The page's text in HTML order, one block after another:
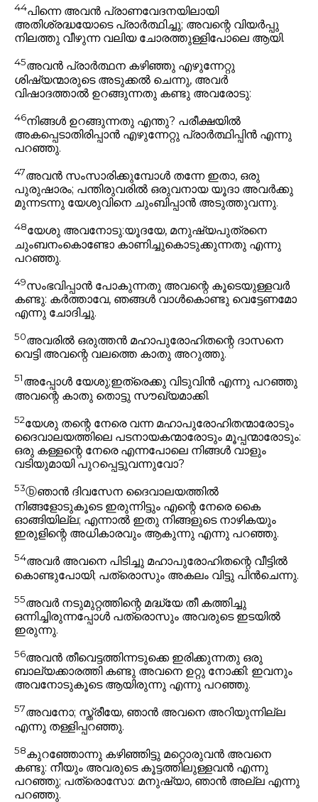
44പിന്നെ അവൻ പ്രാണവേദനയിലായി
അതിശ്രദ്ധയോടെ പ്രാർത്ഥിച്ചു; അവന്റെ വിയർപ്പു
നിലത്തു വീഴുന്ന വലിയ ചോരത്തുള്ളിപോലെ ആയി.
45അവൻ പ്രാർത്ഥന കഴിഞ്ഞു എഴുന്നേറ്റു
ശിഷ്യന്മാരുടെ അടുക്കൽ ചെന്നു, അവർ
വിഷാദത്താൽ ഉറങ്ങുന്നതു കണ്ടു അവരോടു:
46നിങ്ങൾ ഉറങ്ങുന്നതു എന്തു? പരീക്ഷയിൽ
അകപ്പെടാതിരിപ്പാൻ എഴുന്നേറ്റു പ്രാർത്ഥിപ്പിൻ എന്നു
പറഞ്ഞു.
47അവൻ സംസാരിക്കുമ്പോൾ തന്നേ ഇതാ, ഒരു
പുരുഷാരം; പന്തിരുവരിൽ ഒരുവനായ യൂദാ അവർക്കു
മുന്നടന്നു യേശുവിനെ ചുംബിപ്പാൻ അടുത്തുവന്നു.
48യേശു അവനോടു:യൂദയേ, മനുഷ്യപുത്രനെ
ചുംബനംകൊണ്ടോ കാണിച്ചുകൊടുക്കുന്നതു എന്നു
പറഞ്ഞു.
49സംഭവിപ്പാൻ പോകുന്നതു അവന്റെ കൂടെയുള്ളവർ
കണ്ടു: കർത്താവേ, ഞങ്ങൾ വാൾകൊണ്ടു വെട്ടേണമോ
എന്നു ചോദിച്ചു.
50അവരിൽ ഒരുത്തൻ മഹാപുരോഹിതന്റെ ദാസനെ
വെട്ടി അവന്റെ വലത്തെ കാതു അറുത്തു.
51അപ്പോൾ യേശു;ഇത്രെക്കു വിടുവിൻ എന്നു പറഞ്ഞു
അവന്റെ കാതു തൊട്ടു സൗഖ്യമാക്കി.
52യേശു തന്റെ നേരെ വന്ന മഹാപുരോഹിതന്മാരോടും
ദൈവാലയത്തിലെ പടനായകന്മാരോടും മൂപ്പന്മാരോടും:
ഒരു കള്ളന്റെ നേരെ എന്നപോലെ നിങ്ങൾ വാളും
വടിയുമായി പുറപ്പെട്ടുവന്നുവോ?
53ⓑഞാൻ ദിവസേന ദൈവാലയത്തിൽ
നിങ്ങളോടുകൂടെ ഇരുന്നിട്ടും എന്റെ നേരെ കൈ
ഓങ്ങിയില്ല; എന്നാൽ ഇതു നിങ്ങളുടെ നാഴികയും
ഇരുളിന്റെ അധികാരവും ആകുന്നു എന്നു പറഞ്ഞു.
54അവർ അവനെ പിടിച്ചു മഹാപുരോഹിതന്റെ വീട്ടിൽ
കൊണ്ടുപോയി; പത്രൊസും അകലം വിട്ടു പിൻചെന്നു.
55അവർ നടുമുറ്റത്തിന്റെ മദ്ധ്യേ തീ കത്തിച്ചു
ഒന്നിച്ചിരുന്നപ്പോൾ പത്രൊസും അവരുടെ ഇടയിൽ
ഇരുന്നു.
56അവൻ തീവെട്ടത്തിന്നടുക്കെ ഇരിക്കുന്നതു ഒരു
ബാല്യക്കാരത്തി കണ്ടു അവനെ ഉറ്റു നോക്കി: ഇവനും
അവനോടുകൂടെ ആയിരുന്നു എന്നു പറഞ്ഞു.
57അവനോ; സ്ത്രീയേ, ഞാൻ അവനെ അറിയുന്നില്ല
എന്നു തള്ളിപ്പറഞ്ഞു.
58കുറഞ്ഞോന്നു കഴിഞ്ഞിട്ടു മറ്റൊരുവൻ അവനെ
കണ്ടു: നീയും അവരുടെ കൂട്ടത്തിലുള്ളവൻ എന്നു
പറഞ്ഞു; പത്രൊസോ: മനുഷ്യാ, ഞാൻ അല്ല എന്നു
പറഞ്ഞു.